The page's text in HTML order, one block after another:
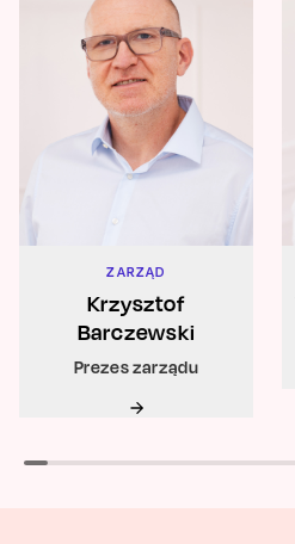
ZARZĄD
Krzysztof
Barczewski
Prezes zarządu